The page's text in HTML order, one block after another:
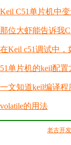
Keil C51单片机中
那位大虾能告诉我
在Keil c51调试中，
51单片机的keil配置
一文知道keil编译程
volatile的用法
老古开